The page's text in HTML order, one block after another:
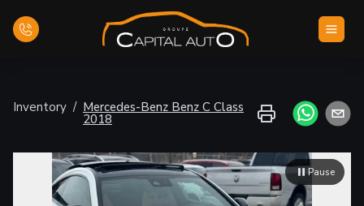
Inicio
Financiamiento
Inventory / Mercedes-Benz Benz C Class
2018
Pause